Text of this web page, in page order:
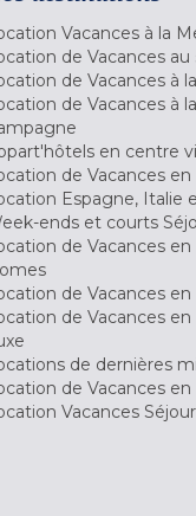
Vacances à la
de Vacances au
de Vacances à
de Vacances à la
en centre
de Vacances en
Espagne, Italie
ends et courts
de Vacances
de Vacances en
de Vacances en
de dernières
de Vacances
Vacances